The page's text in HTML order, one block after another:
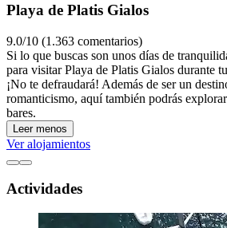
Playa de Platis Gialos
9.0/10 (1.363 comentarios)
Si lo que buscas son unos días de
para visitar Playa de Platis Gialos durante
¡No te defraudará! Además de ser un
romanticismo, aquí también podrás
bares.
Leer menos
Ver alojamientos
Actividades